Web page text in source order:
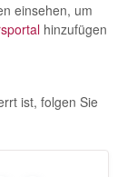
einsehen, um
hinzufügen
ist, folgen Sie